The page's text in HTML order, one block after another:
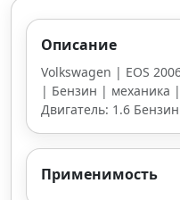
Описание
Volkswagen | EOS
| Бензин | механика |
Двигатель: 1.6
Применимость